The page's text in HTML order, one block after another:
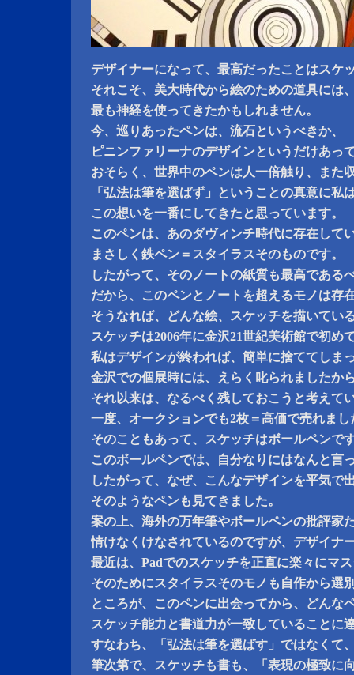
デザイナーになって、最高だったことはスケ
それこそ、美大時代から絵のための道具には
最も神経を使ってきたかもしれません。
今、巡りあったペンは、流石というべきか、
ピニンファリーナのデザインというだけあっ
おそらく、世界中のペンは人一倍触り、また
「弘法は筆を選ばず」ということの真意に私
この想いを一番にしてきたと思っています。
このペンは、あのダヴィンチ時代に存在して
まさしく鉄ペン＝スタイラスそのものです。
したがって、そのノートの紙質も最高である
だから、このペンとノートを超えるモノは存
そうなれば、どんな絵、スケッチを描いてい
スケッチは2006年に金沢21世紀美術館で初め
私はデザインが終われば、簡単に捨ててしま
金沢での個展時には、えらく叱られましたか
それ以来は、なるべく残しておこうと考えて
一度、オークションでも2枚＝高価で売れまし
そのこともあって、スケッチはボールペンで
このボールペンでは、自分なりにはなんと言
したがって、なぜ、こんなデザインを平気で
そのようなペンも見てきました。
案の上、海外の万年筆やボールペンの批評家
情けなくけなされているのですが、デザイナ
最近は、Padでのスケッチを正直に楽々にマ
そのためにスタイラスそのモノも自作から選
ところが、このペンに出会ってから、どんな
スケッチ能力と書道力が一致していることに
すなわち、「弘法は筆を選ばす」ではなくて
筆次第で、スケッチも書も、「表現の極致に